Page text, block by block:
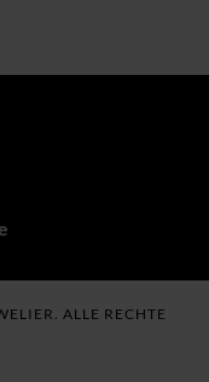
ALLE RECHTE